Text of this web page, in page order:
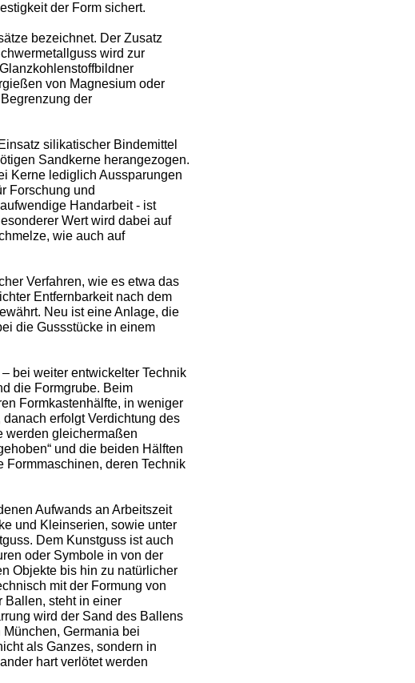
der Form sichert.
bezeichnet. Der Zusatz
wird zur
von Magnesium oder
der
silikatischer Bindemittel
Sandkerne herangezogen.
Kerne lediglich Aussparungen
Forschung und
Handarbeit - ist
Wert wird dabei auf
wie auch auf
Verfahren, wie es etwa das
Entfernbarkeit nach dem
Neu ist eine Anlage, die
die Gussstücke in einem
bei weiter entwickelter Technik
die Formgrube. Beim
Formkastenhälfte, in weniger
erfolgt Verdichtung des
werden gleichermaßen
und die beiden Hälften
Formmaschinen, deren Technik
Aufwands an Arbeitszeit
und Kleinserien, sowie unter
Dem Kunstguss ist auch
oder Symbole in von der
Objekte bis hin zu natürlicher
mit der Formung von
Ballen, steht in einer
wird der Sand des Ballens
Germania bei
als Ganzes, sondern in
hart verlötet werden